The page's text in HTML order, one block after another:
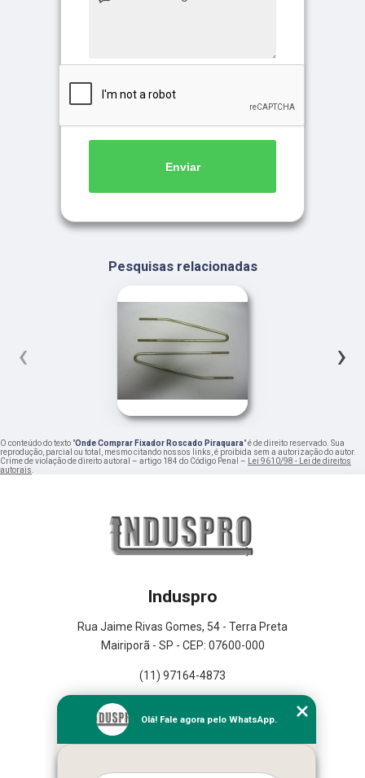
Enviar
Pesquisas relacionadas
‹ ›
O conteúdo do texto "Onde Comprar Fixador Roscado Piraquara" é de direito reservado. Sua
reprodução, parcial ou total, mesmo citando nossos links, é proibida sem a autorização do autor.
Crime de violação de direito autoral – artigo 184 do Código Penal – Lei 9610/98 - Lei de direitos
autorais.
Induspro
Rua Jaime Rivas Gomes, 54 - Terra Preta
Mairiporã - SP - CEP: 07600-000
(11) 97164-4873
Empresa
Missão
Olá! Fale agora pelo WhatsApp.